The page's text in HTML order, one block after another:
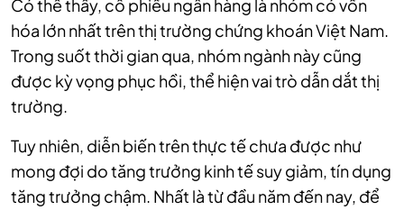
Có thể thấy, cổ phiếu ngân hàng là nhóm có vốn
hóa lớn nhất trên thị trường chứng khoán Việt Nam.
Trong suốt thời gian qua, nhóm ngành này cũng
được kỳ vọng phục hồi, thể hiện vai trò dẫn dắt thị
trường.
Tuy nhiên, diễn biến trên thực tế chưa được như
mong đợi do tăng trưởng kinh tế suy giảm, tín dụng
tăng trưởng chậm. Nhất là từ đầu năm đến nay, để